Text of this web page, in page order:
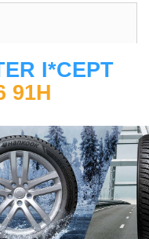
I*CEPT
91H